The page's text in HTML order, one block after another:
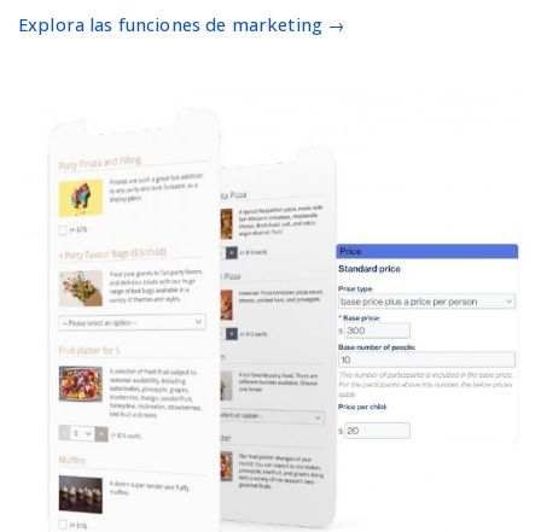
Explora las funciones de marketing →